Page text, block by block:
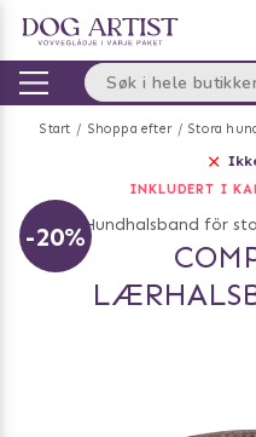
Start Shoppa efter Stora
INKLUDERT I
-20%Hundhalsband för